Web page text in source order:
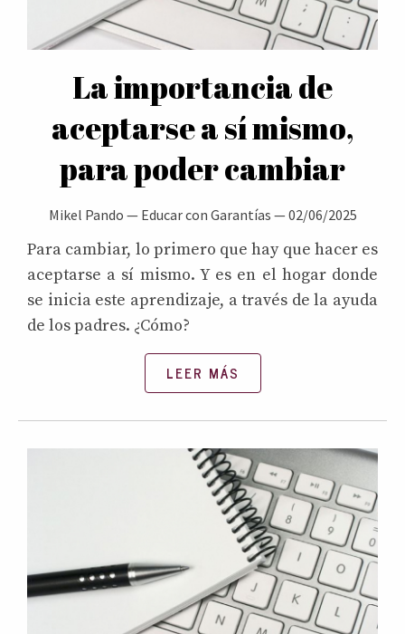
La importancia de
aceptarse a sí mismo,
para poder cambiar
Mikel Pando — Educar con Garantías —02/06/2025
Para cambiar, lo primero que hay que hacer es
aceptarse a sí mismo. Y es en el hogar donde
se inicia este aprendizaje, a través de la ayuda
de los padres. ¿Cómo?
LEER MÁS